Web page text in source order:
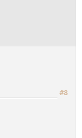
#8